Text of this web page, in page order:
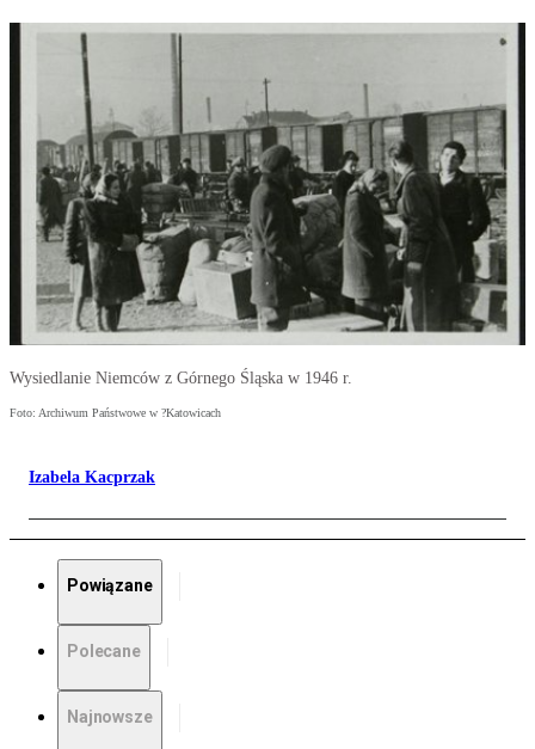
Wysiedlanie Niemców z Górnego Śląska w 1946 r.
Foto: Archiwum Państwowe w ?Katowicach
Izabela Kacprzak
Powiązane
Polecane
Najnowsze